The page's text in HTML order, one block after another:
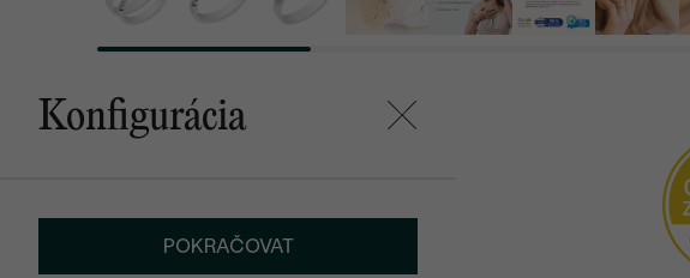
Konfigurácia
POKRAČOVAT